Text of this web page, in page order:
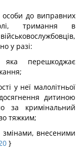
до виправних
тримання в
у разі:
яка перешкоджає
у неї малолітньої
дитиною
за кримінальний
тяжким;
змінами, внесеними
}